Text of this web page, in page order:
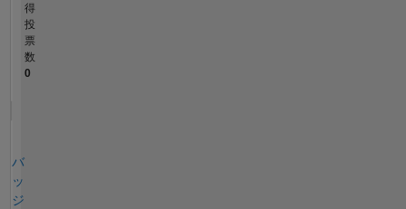
得
投
票
数
0
バ
ッ
ジ